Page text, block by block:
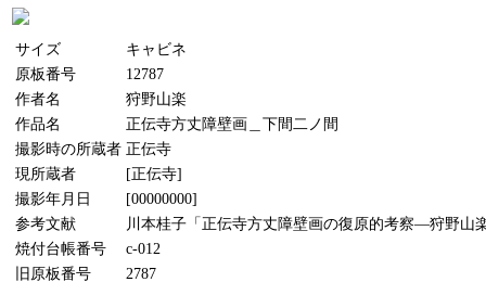
サイズ
キャビネ
原板番号
12787
作者名
狩野山楽
作品名
正伝寺方丈障壁画＿下間二ノ間
撮影時の所蔵者 正伝寺
現所蔵者
[正伝寺]
撮影年月日
[00000000]
参考文献
川本桂子「正伝寺方丈障壁画の復原的考察―狩野山
焼付台帳番号
c-012
旧原板番号
2787